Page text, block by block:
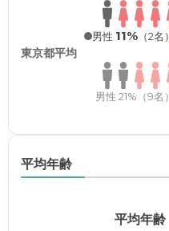
男性 11% （2名）
東京都平均
男性 21%（9名）
平均年齢
平均年齢